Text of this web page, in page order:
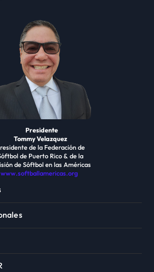
Presidente
Tommy Velazquez
de la Federación de
de Puerto Rico & de la
de Sóftbol en las Américas
www.softballamericas.org